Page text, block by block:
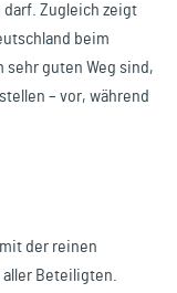
darf. Zugleich zeigt
beim
sehr guten Weg sind,
– vor, während
der reinen
Beteiligten.